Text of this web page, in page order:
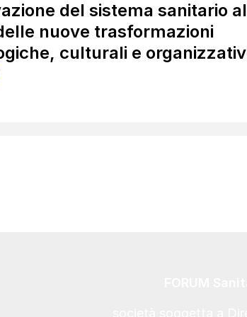
del sistema sanitario
nuove trasformazioni
culturali e